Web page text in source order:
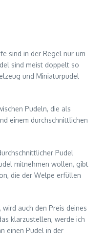
sind in der Regel nur um
sind meist doppelt so
und Miniaturpudel
Pudeln, die als
einem durchschnittlichen
Pudel
mitnehmen wollen, gibt
die der Welpe erfüllen
auch den Preis deines
klarzustellen, werde ich
einen Pudel in der